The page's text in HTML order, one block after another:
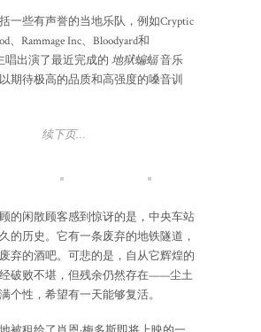
一些有声誉的当地乐队，例如Cryptic
、Rammage Inc、Bloodyard和
唱出演了最近完成的 地狱蝙蝠音乐
期待极高的品质和高强度的嗓音训
续下页…
的闲散顾客感到惊讶的是，中央车站
的历史。它有一条废弃的地铁隧道，
弃的酒吧。可悲的是，自从它辉煌的
破败不堪，但残余仍然存在——尘土
个性，希望有一天能够复活。